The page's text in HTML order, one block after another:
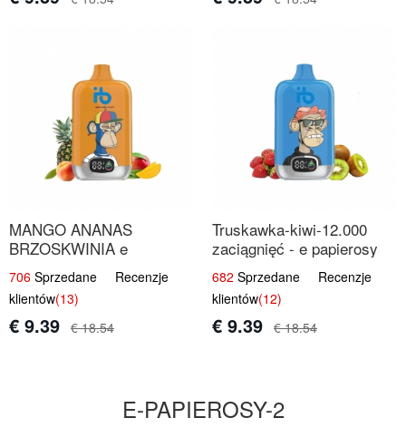
MANGO ANANAS
BRZOSKWINIA e
papierosy – 12.000
zaciągnięć
706 Sprzedane Recenzje
klientów(13)
€ 9.39 € 18.54
Truskawka-kiwi-12.000
zaciągnięć - e papierosy
jednorazowe
682 Sprzedane Recenzje
klientów(12)
€ 9.39 € 18.54
E-PAPIEROSY-2